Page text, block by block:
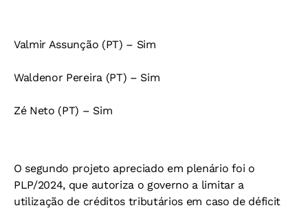
Valmir Assunção (PT) – Sim
Waldenor Pereira (PT) – Sim
Zé Neto (PT) – Sim
O segundo projeto apreciado em plenário foi o
PLP/2024, que autoriza o governo a limitar a
utilização de créditos tributários em caso de déficit